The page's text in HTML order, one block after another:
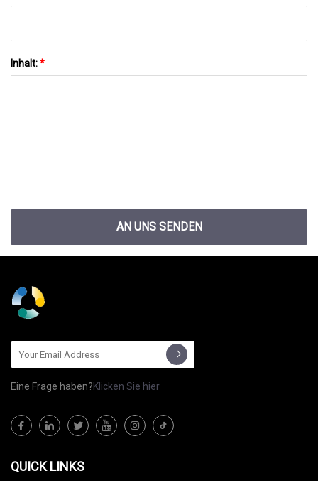
Inhalt:*
AN UNS SENDEN
Eine Frage haben?Klicken Sie hier
QUICK LINKS